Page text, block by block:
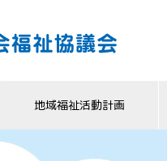
地域福祉活動計画